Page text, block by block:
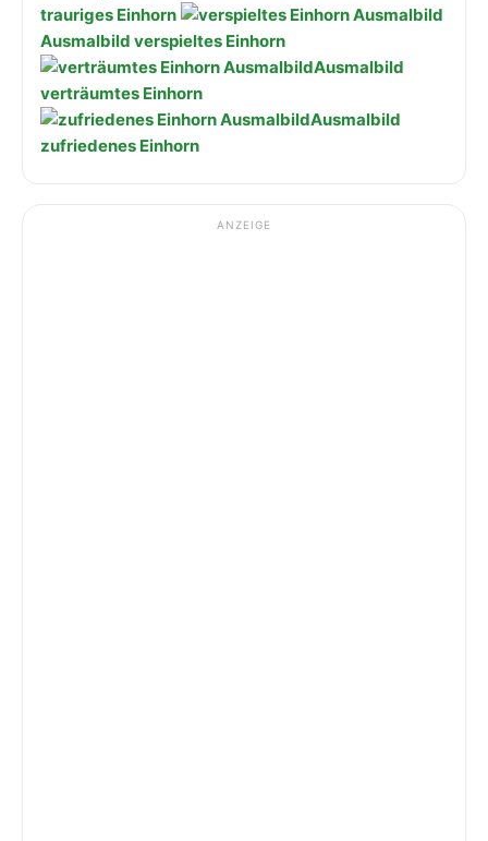
trauriges Einhorn
Ausmalbild verspieltes Einhorn
Ausmalbild
verträumtes Einhorn
Ausmalbild
zufriedenes Einhorn
ANZEIGE